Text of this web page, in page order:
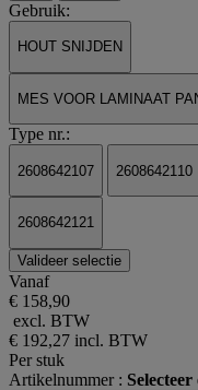
Gebruik:
HOUT SNIJDEN
MES VOOR LAMINAAT
Type nr.:
2608642107 2608642110
2608642121
Valideer selectie
Vanaf
€ 158,90
excl. BTW
€ 192,27 incl. BTW
Per stuk
Artikelnummer :